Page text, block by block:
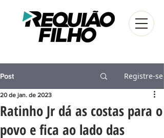
Post Registre-se
Ratinho Jr dá as costas para o
povo e fica ao lado das
20 de jan. de 2023